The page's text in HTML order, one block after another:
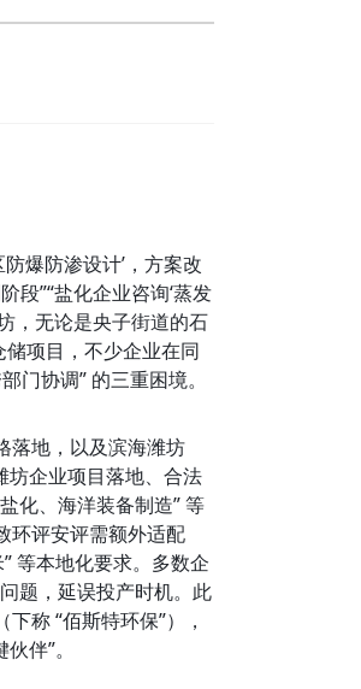
爆防渗设计’，方案改
段”“盐化企业咨询‘蒸发
，无论是央子街道的石
项目，不少企业在同
门协调” 的三重困境。
落地，以及滨海潍坊
坊企业项目落地、合法
化、海洋装备制造” 等
环评安评需额外适配
等本地化要求。多数企
题，延误投产时机。此
称 “佰斯特环保”），
伴”。